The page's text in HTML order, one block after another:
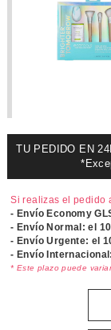
TU PEDIDO EN
Si realizas el pedido
- Envío Economy
- Envío Normal: el
- Envío Urgente: el
- Envío
* Este plazo puede